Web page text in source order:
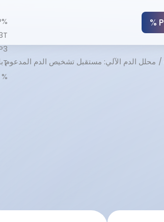
T
%
محلل الدم الآلي: مستقبل تشخيص الدم المدعوم